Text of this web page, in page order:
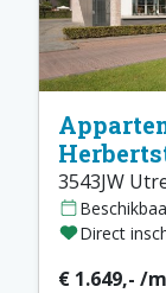
3543JW
Direct
€ 1.649,- /